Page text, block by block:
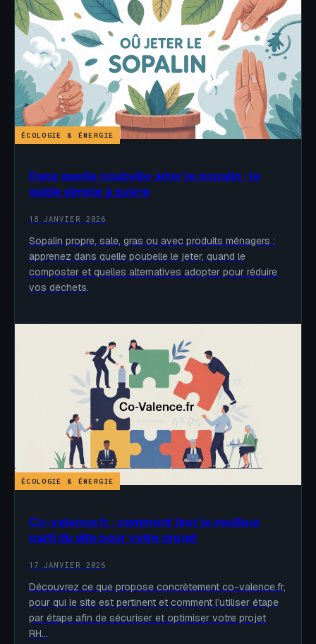
ÉCOLOGIE & ÉNERGIE
Dans quelle poubelle jeter le sopalin : le
guide simple à suivre
18 JANVIER 2026
Sopalin propre, sale, gras ou avec produits ménagers :
apprenez dans quelle poubelle le jeter, quand le
composter et quelles alternatives adopter pour réduire
vos déchets.
ÉCOLOGIE & ÉNERGIE
Co-valence.fr : comment tirer le meilleur
parti du site pour votre projet
17 JANVIER 2026
Découvrez ce que propose concrètement co-valence.fr,
pour qui le site est pertinent et comment l’utiliser étape
par étape afin de sécuriser et optimiser votre projet
RH…